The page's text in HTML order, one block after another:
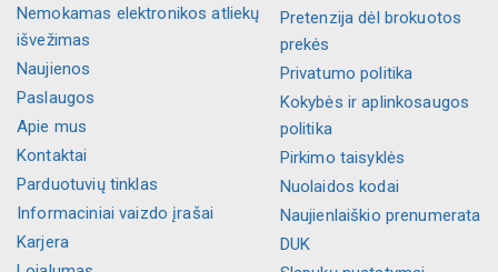
Nemokamas elektronikos atliekų
išvežimas
Naujienos
Paslaugos
Apie mus
Kontaktai
Parduotuvių tinklas
Informaciniai vaizdo įrašai
Karjera
Pretenzija dėl brokuotos
prekės
Privatumo politika
Kokybės ir aplinkosaugos
politika
Pirkimo taisyklės
Nuolaidos kodai
Naujienlaiškio prenumerata
DUK